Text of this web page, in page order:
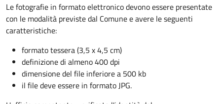
Le fotografie in formato elettronico devono essere presentate
con le modalità previste dal Comune e avere le seguenti
caratteristiche:
formato tessera (3,5 x 4,5 cm)
definizione di almeno 400 dpi
dimensione del file inferiore a 500 kb
il file deve essere in formato JPG.